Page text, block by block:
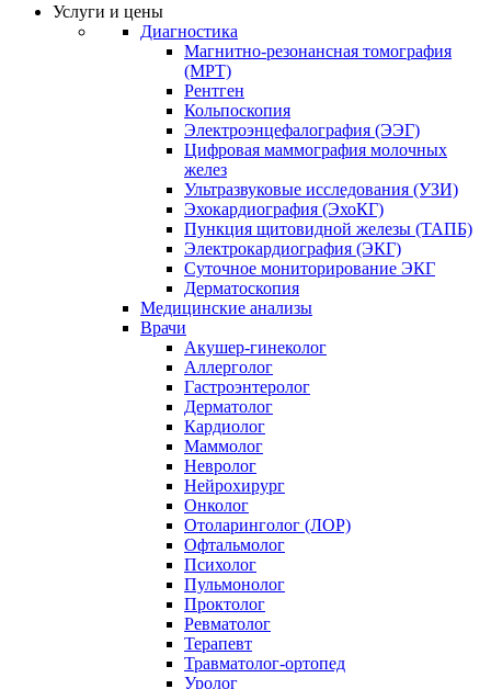
Услуги и цены
Диагностика
Магнитно-резонансная томография
(МРТ)
Рентген
Кольпоскопия
Электроэнцефалография (ЭЭГ)
Цифровая маммография молочных
желез
Ультразвуковые исследования (УЗИ)
Эхокардиография (ЭхоКГ)
Пункция щитовидной железы (ТАПБ)
Электрокардиография (ЭКГ)
Суточное мониторирование ЭКГ
Дерматоскопия
Медицинские анализы
Врачи
Акушер-гинеколог
Аллерголог
Гастроэнтеролог
Дерматолог
Кардиолог
Маммолог
Невролог
Нейрохирург
Онколог
Отоларинголог (ЛОР)
Офтальмолог
Психолог
Пульмонолог
Проктолог
Ревматолог
Терапевт
Травматолог-ортопед
Уролог